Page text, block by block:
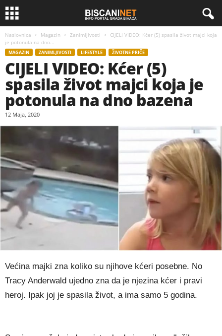
Naslovnica Magazin Zanimljivosti
CIJELI VIDEO: Kćer (5) spasila život majci koja
je potonula na dno...
MAGAZIN ZANIMLJIVOSTI LIFESTYLE ŽIVOTNE PRIČE
CIJELI VIDEO: Kćer (5)
spasila život majci koja je
potonula na dno bazena
12 Maja, 2020
Većina majki zna koliko su njihove kćeri posebne. No
Tracy Anderwald ujedno zna da je njezina kćer i pravi
heroj. Ipak joj je spasila život, a ima samo 5 godina.